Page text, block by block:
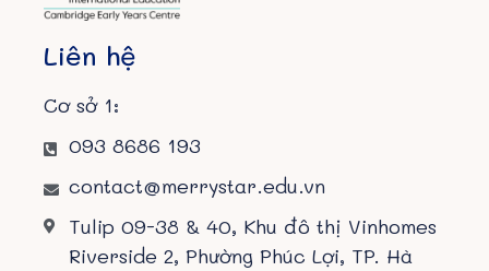
Liên hệ
Cơ sở 1:
093 8686 193
contact@merrystar.edu.vn
Tulip 09-38 & 40, Khu đô thị Vinhomes
Riverside 2, Phường Phúc Lợi, TP. Hà